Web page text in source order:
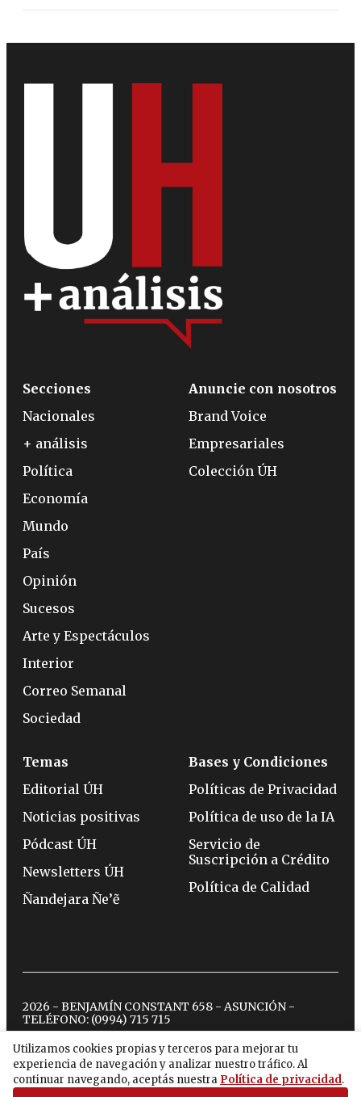
Utilizamos cookies propias y terceros para mejorar tu
experiencia de navegación y analizar nuestro tráfico. Al
continuar navegando, aceptás nuestra Política de privacidad.
Secciones
Nacionales
+ análisis
Política
Economía
Mundo
País
Opinión
Sucesos
Arte y Espectáculos
Interior
Correo Semanal
Sociedad
Anuncie con nosotros
Brand Voice
Empresariales
Colección ÚH
Temas
Editorial ÚH
Noticias positivas
Pódcast ÚH
Newsletters ÚH
Ñandejara Ñe’ẽ
Bases y Condiciones
Políticas de Privacidad
Política de uso de la IA
Servicio de
Suscripción a Crédito
Política de Calidad
2026 - BENJAMÍN CONSTANT 658 - ASUNCIÓN -
TELÉFONO: (0994) 715 715
twitterinstagram
facebook
tiktokyoutubespotify